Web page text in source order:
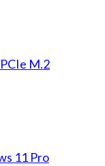
M.2
11 Pro